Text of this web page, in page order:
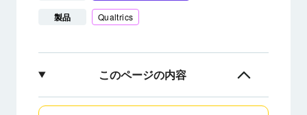
製品 Qualtrics
このページの内容
チケットフォローアップについて